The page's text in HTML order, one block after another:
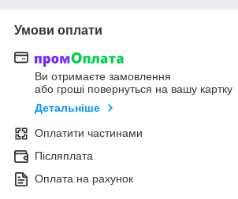
Умови оплати
Ви отримаєте замовлення
або гроші повернуться на вашу картку
Детальніше
Оплатити частинами
Післяплата
Оплата на рахунок